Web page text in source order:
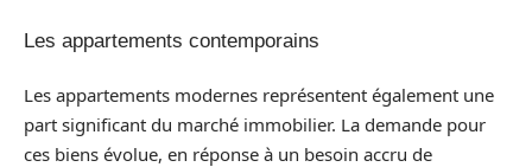
Les appartements contemporains
Les appartements modernes représentent également une
part significant du marché immobilier. La demande pour
ces biens évolue, en réponse à un besoin accru de